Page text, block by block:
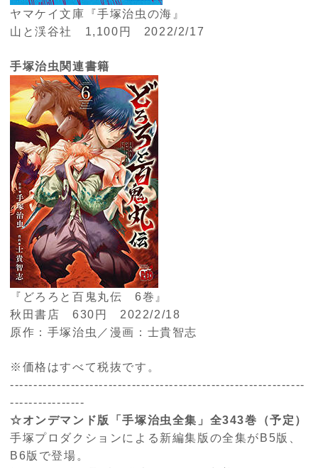
ヤマケイ文庫『手塚治虫の海』
山と渓谷社 1,100円 2022/2/17
手塚治虫関連書籍
『どろろと百鬼丸伝 6巻』
秋田書店 630円 2022/2/18
原作：手塚治虫／漫画：士貴智志
※価格はすべて税抜です。
---------------------------------------------------------------
----------------
☆オンデマンド版「手塚治虫全集」全343巻（予定）
手塚プロダクションによる新編集版の全集がB5版、
B6版で登場。